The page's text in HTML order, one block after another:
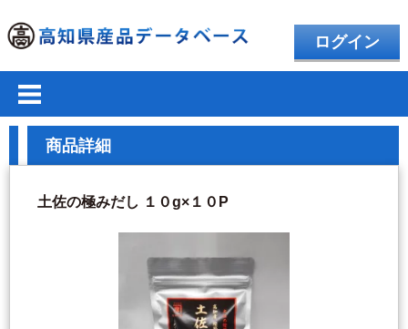
ログイン
商品詳細
土佐の極みだし １０g×１０P